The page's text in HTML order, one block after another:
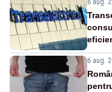
6 aug.